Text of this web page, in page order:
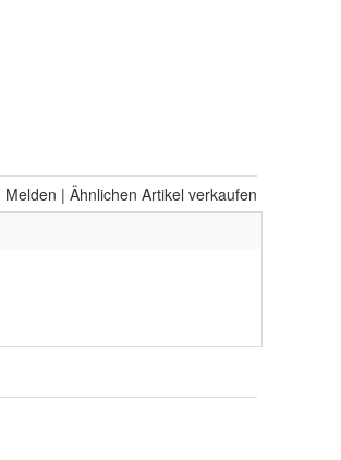
Melden | Ähnlichen Artikel verkaufen